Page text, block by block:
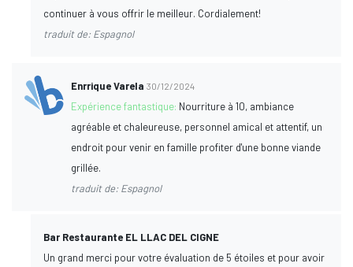
continuer à vous offrir le meilleur. Cordialement!
traduit de: Espagnol
Enrrique Varela 30/12/2024
Expérience fantastique: Nourriture à 10, ambiance
agréable et chaleureuse, personnel amical et attentif, un
endroit pour venir en famille profiter d'une bonne viande
grillée.
traduit de: Espagnol
Bar Restaurante EL LLAC DEL CIGNE
Un grand merci pour votre évaluation de 5 étoiles et pour avoir